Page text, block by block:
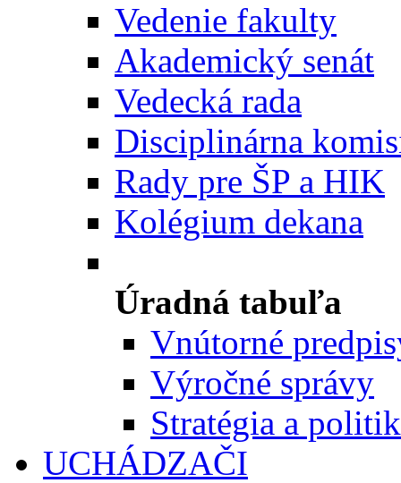
Vedenie fakulty
Akademický senát
Vedecká rada
Disciplinárna
Rady pre ŠP a HIK
Kolégium dekana
Úradná tabuľa
Vnútorné
Výročné správy
Stratégia a
UCHÁDZAČI